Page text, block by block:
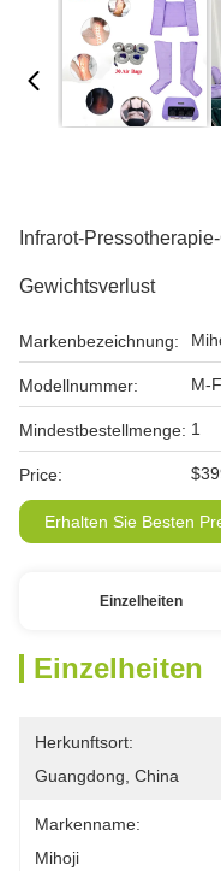
Infrarot-
Gewichtsverlust
Markenbezeichnung:
Modellnummer: M-
Mindestbestellmenge: 1
Price:
Erhalten Sie Besten
Einzelheiten
Einzelheiten
Herkunftsort:
Guangdong, China
Markenname:
Mihoji